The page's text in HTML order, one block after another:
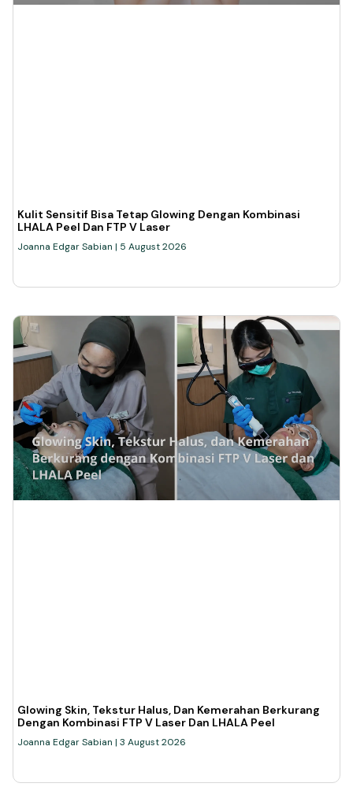
Kulit Sensitif Bisa Tetap Glowing Dengan Kombinasi
LHALA Peel Dan FTP V Laser
Joanna Edgar Sabian 5 August 2026
Glowing Skin, Tekstur Halus, Dan Kemerahan Berkurang
Dengan Kombinasi FTP V Laser Dan LHALA Peel
Joanna Edgar Sabian 3 August 2026